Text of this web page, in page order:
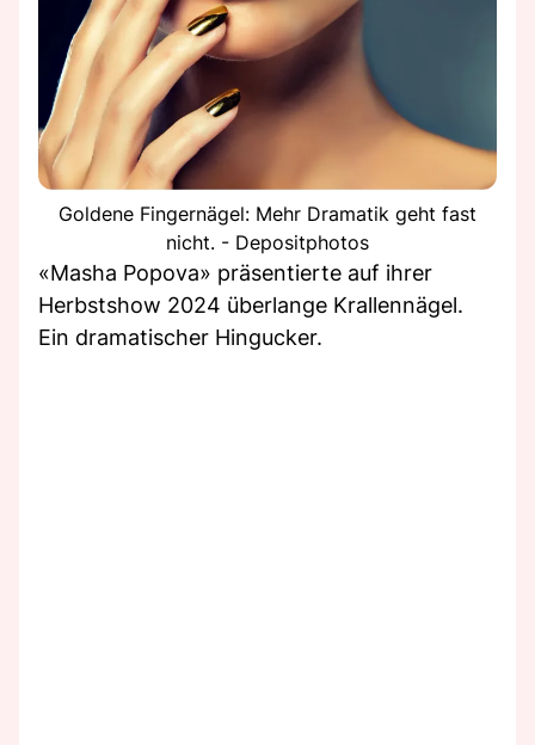
Goldene Fingernägel: Mehr Dramatik geht fast
nicht. - Depositphotos
«Masha Popova» präsentierte auf ihrer
Herbstshow 2024 überlange Krallennägel.
Ein dramatischer Hingucker.